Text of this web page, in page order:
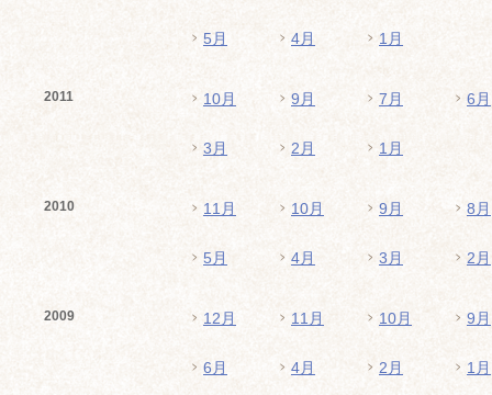
5月 4月 1月
2011 10月 9月 7月 6月
3月 2月 1月
2010 11月 10月 9月 8月
5月 4月 3月 2月
2009 12月 11月 10月 9月
6月 4月 2月 1月